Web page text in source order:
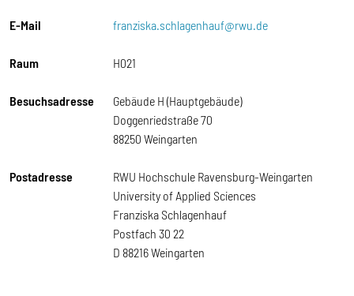
E-Mail franziska.schlagenhauf@rwu.de
Raum H021
Besuchsadresse
Gebäude H (Hauptgebäude)
Doggenriedstraße 70
88250 Weingarten
Postadresse
RWU Hochschule Ravensburg-Weingarten
University of Applied Sciences
Franziska Schlagenhauf
Postfach 30 22
D 88216 Weingarten